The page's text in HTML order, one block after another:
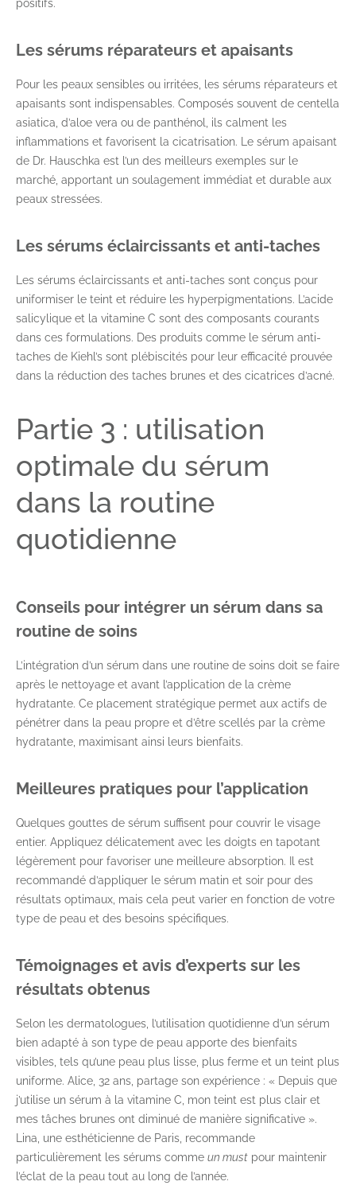
positifs.
Les sérums réparateurs et apaisants
Pour les peaux sensibles ou irritées, les sérums réparateurs et
apaisants sont indispensables. Composés souvent de centella
asiatica, d’aloe vera ou de panthénol, ils calment les
inflammations et favorisent la cicatrisation. Le sérum apaisant
de Dr. Hauschka est l’un des meilleurs exemples sur le
marché, apportant un soulagement immédiat et durable aux
peaux stressées.
Les sérums éclaircissants et anti-taches
Les sérums éclaircissants et anti-taches sont conçus pour
uniformiser le teint et réduire les hyperpigmentations. L’acide
salicylique et la vitamine C sont des composants courants
dans ces formulations. Des produits comme le sérum anti-
taches de Kiehl’s sont plébiscités pour leur efficacité prouvée
dans la réduction des taches brunes et des cicatrices d’acné.
Partie 3 : utilisation
optimale du sérum
dans la routine
quotidienne
Conseils pour intégrer un sérum dans sa
routine de soins
L’intégration d’un sérum dans une routine de soins doit se faire
après le nettoyage et avant l’application de la crème
hydratante. Ce placement stratégique permet aux actifs de
pénétrer dans la peau propre et d’être scellés par la crème
hydratante, maximisant ainsi leurs bienfaits.
Meilleures pratiques pour l’application
Quelques gouttes de sérum suffisent pour couvrir le visage
entier. Appliquez délicatement avec les doigts en tapotant
légèrement pour favoriser une meilleure absorption. Il est
recommandé d’appliquer le sérum matin et soir pour des
résultats optimaux, mais cela peut varier en fonction de votre
type de peau et des besoins spécifiques.
Témoignages et avis d’experts sur les
résultats obtenus
Selon les dermatologues, l’utilisation quotidienne d’un sérum
bien adapté à son type de peau apporte des bienfaits
visibles, tels qu’une peau plus lisse, plus ferme et un teint plus
uniforme. Alice, 32 ans, partage son expérience : « Depuis que
j’utilise un sérum à la vitamine C, mon teint est plus clair et
mes tâches brunes ont diminué de manière significative ».
Lina, une esthéticienne de Paris, recommande
particulièrement les sérums comme un must pour maintenir
l’éclat de la peau tout au long de l’année.